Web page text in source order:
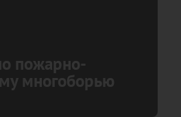
пожарно-
многоборью